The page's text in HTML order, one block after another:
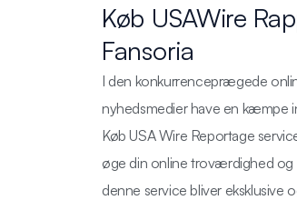
Køb USAWire
Fansoria
I den konkurrenceprægede
nyhedsmedier have en kæmpe
Køb USA Wire Reportage
øge din online troværdighed og
denne service bliver eksklusive